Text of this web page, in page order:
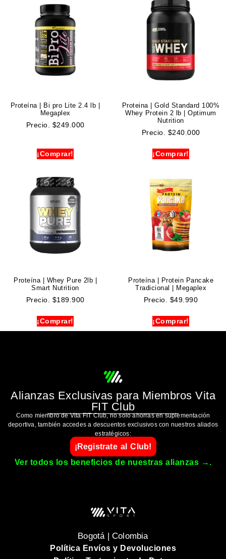
Proteína | Bi pro Lite 2.4 lb |
Megaplex
Precio. $249.000
¡Comprar!
Proteina | Gold Standard 100%
Whey Protein 2 lb | Optimum
Nutrition
Precio. $240.000
¡Comprar!
Proteína | Whey Pure 2lb |
Smart Nutrition
Precio. $189.900
¡Comprar!
Proteína | Protein Pancake
Tradicional | Megaplex
Precio. $49.990
¡Comprar!
Alianzas Exclusivas para Miembros Vita
FIT Club
Como miembro de Vita FIT Club, no solo ahorras en suplementación
deportiva, también accedes a descuentos exclusivos con nuestros aliados
estratégicos:
¡Registrate al Club!
Ver todos los beneficios de nuestras alianzas →.
Bogotá | Colombia
Política Envíos y Devoluciones